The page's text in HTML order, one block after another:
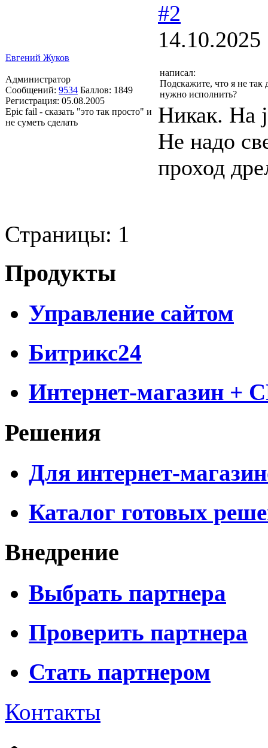
Евгений Жуков
Администратор
Сообщений: 9534 Баллов: 1849
Регистрация: 05.08.2005
Epic fail - сказать "это так просто" и
не суметь сделать
#2
написал:
Подскажите, что я не так
нужно исполнить?
Никак. На
Не надо
проход
Страницы: 1
Продукты
Управление сайтом
Битрикс24
Интернет-магазин +
Решения
Для интернет-
Каталог готовых
Внедрение
Выбрать партнера
Проверить партнера
Стать партнером
Контакты